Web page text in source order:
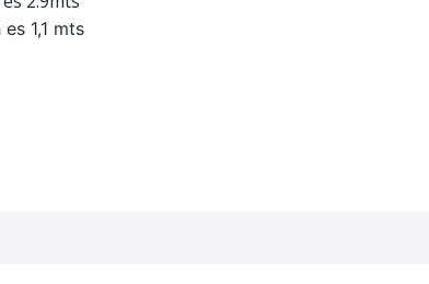
1,1 mts